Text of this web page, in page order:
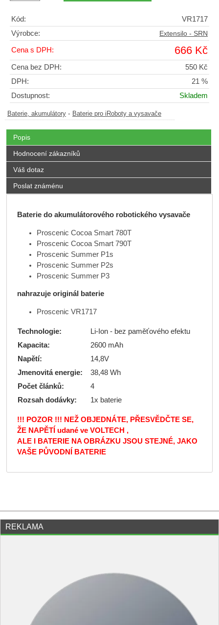
Kód:
VR1717
Výrobce:
Extensilo - SRN
Cena s DPH: 666 Kč
Cena bez DPH:
550 Kč
DPH:
21 %
Dostupnost:
Skladem
Baterie, akumulátory - Baterie pro iRoboty a vysavače
Popis
Hodnocení zákazníků
Váš dotaz
Poslat známénu
Baterie do akumulátorového robotického vysavače
Proscenic Cocoa Smart 780T
Proscenic Cocoa Smart 790T
Proscenic Summer P1s
Proscenic Summer P2s
Proscenic Summer P3
nahrazuje originál baterie
Proscenic VR1717
Technologie:
Li-Ion - bez paměťového efektu
Kapacita:
2600 mAh
Napětí:
14,8V
Jmenovitá energie:
38,48 Wh
Počet článků:
4
Rozsah dodávky:
1x baterie
!!! POZOR !!! NEŽ OBJEDNÁTE, PŘESVĚDČTE SE,
ŽE NAPĚTÍ udané ve VOLTECH ,
ALE I BATERIE NA OBRÁZKU JSOU STEJNÉ, JAKO
VAŠE PŮVODNÍ BATERIE
REKLAMA